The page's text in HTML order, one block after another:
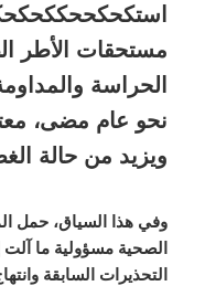
مستحقات الأطر
الحراسة
نحو عام مضى،
ويزيد من حالة
وفي هذا السياق، حمل
الصحية مسؤولية ما آلت
التحذيرات السابقة